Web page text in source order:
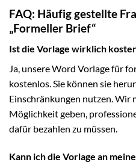
FAQ: Häufig gestellte
„Formeller Brief“
Ist die Vorlage wirklich
Ja, unsere Word Vorlage für
kostenlos. Sie können sie
Einschränkungen nutzen. Wir
Möglichkeit geben,
dafür bezahlen zu müssen.
Kann ich die Vorlage an